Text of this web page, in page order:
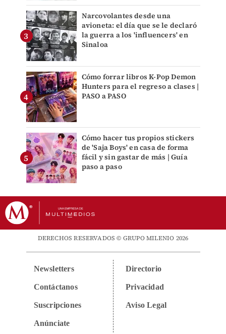
Narcovolantes desde una
avioneta: el día que se le declaró
la guerra a los 'influencers' en
Sinaloa
Cómo forrar libros K-Pop Demon
Hunters para el regreso a clases |
PASO a PASO
Cómo hacer tus propios stickers
de 'Saja Boys' en casa de forma
fácil y sin gastar de más | Guía
paso a paso
DERECHOS RESERVADOS © GRUPO MILENIO 2026
Newsletters
Contáctanos
Suscripciones
Anúnciate
Directorio
Privacidad
Aviso Legal